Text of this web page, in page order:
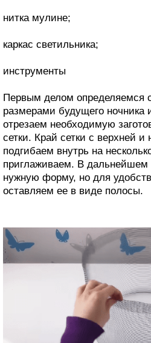
нитка мулине;
каркас светильника;
инструменты
Первым делом определяемся
размерами будущего ночника
отрезаем необходимую
сетки. Край сетки с верхней и
подгибаем внутрь на
приглаживаем. В дальнейшем
нужную форму, но для
оставляем ее в виде полосы.